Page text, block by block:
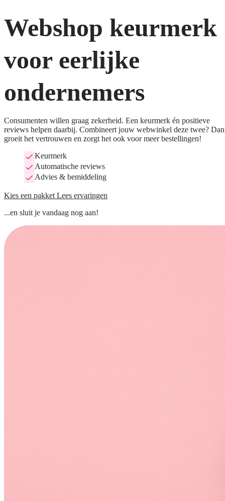
Webshop keurmerk
voor eerlijke
ondernemers
Consumenten willen graag zekerheid. Een keurmerk én positieve
reviews helpen daarbij. Combineert jouw webwinkel deze twee? Dan
groeit het vertrouwen en zorgt het ook voor meer bestellingen!
Keurmerk
Automatische reviews
Advies & bemiddeling
Kies een pakket Lees ervaringen
...en sluit je vandaag nog aan!